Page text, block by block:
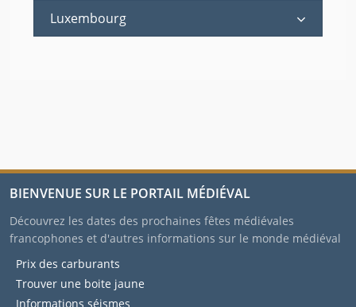
Luxembourg
BIENVENUE SUR LE PORTAIL MÉDIÉVAL
Découvrez les dates des prochaines fêtes médiévales
francophones et d'autres informations sur le monde médiéval
Prix des carburants
Trouver une boite jaune
Informations séismes